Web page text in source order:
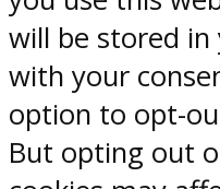
will be stored
with your
option to opt-
But opting out